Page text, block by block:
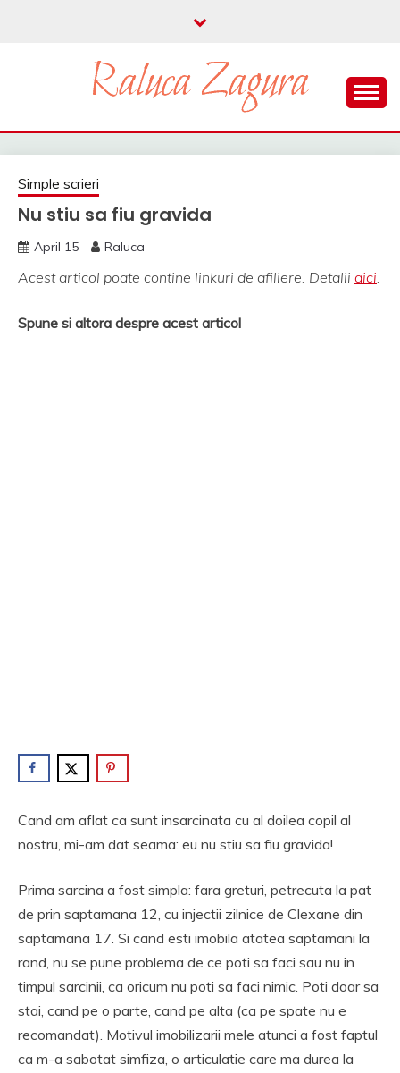
RALUCA ZAGURA
Simple scrieri
Nu stiu sa fiu gravida
April 15 Raluca
Acest articol poate contine linkuri de afiliere. Detalii aici.
Spune si altora despre acest articol
Cand am aflat ca sunt insarcinata cu al doilea copil al
nostru, mi-am dat seama: eu nu stiu sa fiu gravida!
Prima sarcina a fost simpla: fara greturi, petrecuta la pat
de prin saptamana 12, cu injectii zilnice de Clexane din
saptamana 17. Si cand esti imobila atatea saptamani la
rand, nu se pune problema de ce poti sa faci sau nu in
timpul sarcinii, ca oricum nu poti sa faci nimic. Poti doar sa
stai, cand pe o parte, cand pe alta (ca pe spate nu e
recomandat). Motivul imobilizarii mele atunci a fost faptul
ca m-a sabotat simfiza, o articulatie care ma durea la